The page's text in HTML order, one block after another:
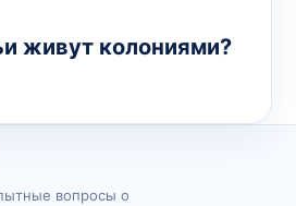
живут колониями?
вопросы о